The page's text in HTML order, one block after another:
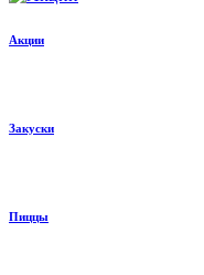
Акции
Закуски
Пиццы